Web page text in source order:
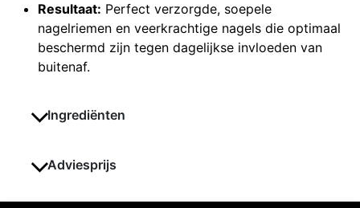
Resultaat: Perfect verzorgde, soepele
nagelriemen en veerkrachtige nagels die optimaal
beschermd zijn tegen dagelijkse invloeden van
buitenaf.
Ingrediënten
Adviesprijs